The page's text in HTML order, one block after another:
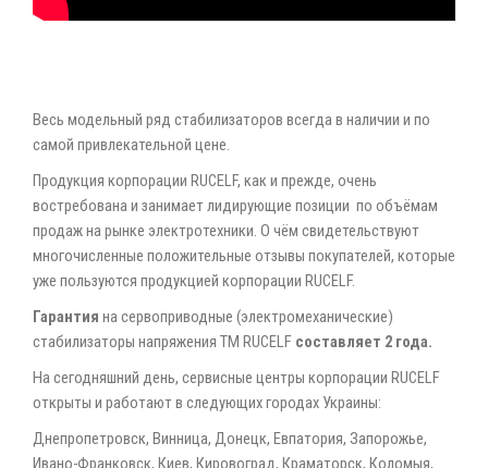
Весь модельный ряд стабилизаторов всегда в наличии и по
самой привлекательной цене.
Продукция корпорации RUCELF, как и прежде, очень
востребована и занимает лидирующие позиции по объёмам
продаж на рынке электротехники. О чём свидетельствуют
многочисленные положительные отзывы покупателей, которые
уже пользуются продукцией корпорации RUCELF.
Гарантия на сервоприводные (электромеханические)
стабилизаторы напряжения ТМ RUCELF составляет 2 года.
На сегодняшний день, сервисные центры корпорации RUCELF
открыты и работают в следующих городах Украины:
Днепропетровск, Винница, Донецк, Евпатория, Запорожье,
Ивано-Франковск, Киев, Кировоград, Краматорск, Коломыя,